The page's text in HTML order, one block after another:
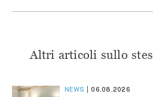
Altri articoli sullo
NEWS 06.08.2026